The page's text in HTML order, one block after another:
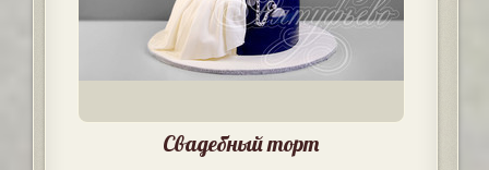
Свадебный торт